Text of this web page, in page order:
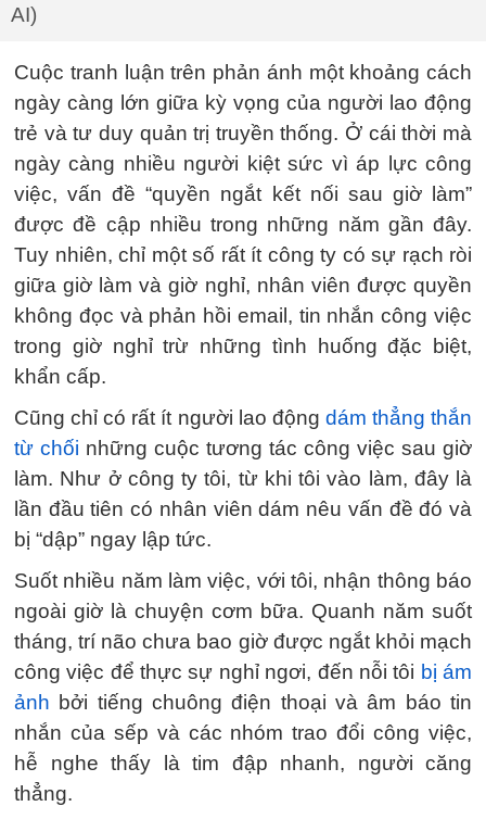
AI)
Cuộc tranh luận trên phản ánh một khoảng cách
ngày càng lớn giữa kỳ vọng của người lao động
trẻ và tư duy quản trị truyền thống. Ở cái thời mà
ngày càng nhiều người kiệt sức vì áp lực công
việc, vấn đề “quyền ngắt kết nối sau giờ làm”
được đề cập nhiều trong những năm gần đây.
Tuy nhiên, chỉ một số rất ít công ty có sự rạch ròi
giữa giờ làm và giờ nghỉ, nhân viên được quyền
không đọc và phản hồi email, tin nhắn công việc
trong giờ nghỉ trừ những tình huống đặc biệt,
khẩn cấp.
Cũng chỉ có rất ít người lao động dám thẳng thắn
từ chối những cuộc tương tác công việc sau giờ
làm. Như ở công ty tôi, từ khi tôi vào làm, đây là
lần đầu tiên có nhân viên dám nêu vấn đề đó và
bị “dập” ngay lập tức.
Suốt nhiều năm làm việc, với tôi, nhận thông báo
ngoài giờ là chuyện cơm bữa. Quanh năm suốt
tháng, trí não chưa bao giờ được ngắt khỏi mạch
công việc để thực sự nghỉ ngơi, đến nỗi tôi bị ám
ảnh bởi tiếng chuông điện thoại và âm báo tin
nhắn của sếp và các nhóm trao đổi công việc,
hễ nghe thấy là tim đập nhanh, người căng
thẳng.